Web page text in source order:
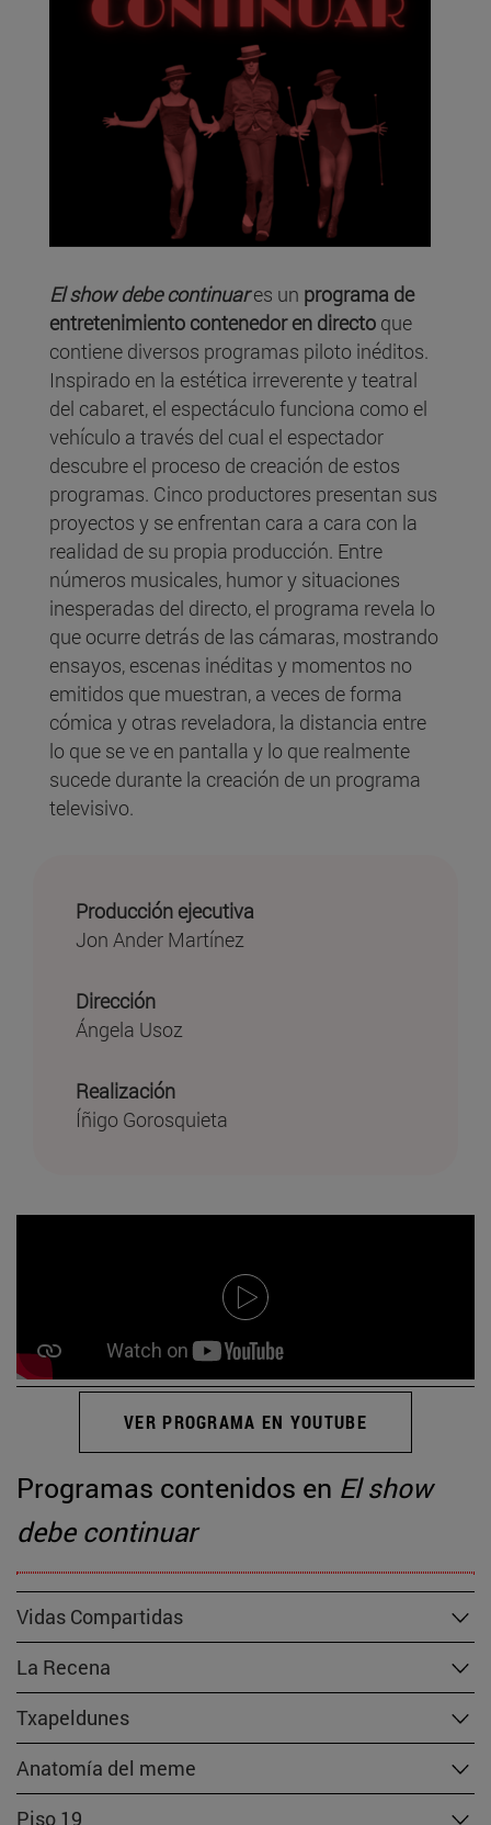
El show debe continuar es un programa de
entretenimiento contenedor en directo que
contiene diversos programas piloto inéditos.
Inspirado en la estética irreverente y teatral
del cabaret, el espectáculo funciona como el
vehículo a través del cual el espectador
descubre el proceso de creación de estos
programas. Cinco productores presentan sus
proyectos y se enfrentan cara a cara con la
realidad de su propia producción. Entre
números musicales, humor y situaciones
inesperadas del directo, el programa revela lo
que ocurre detrás de las cámaras, mostrando
ensayos, escenas inéditas y momentos no
emitidos que muestran, a veces de forma
cómica y otras reveladora, la distancia entre
lo que se ve en pantalla y lo que realmente
sucede durante la creación de un programa
televisivo.
Producción ejecutiva
Jon Ander Martínez
Dirección
Ángela Usoz
Realización
Íñigo Gorosquieta
VER PROGRAMA EN YOUTUBE
Programas contenidos en El show
debe continuar
Vidas Compartidas
La Recena
Txapeldunes
Anatomía del meme
Piso 19